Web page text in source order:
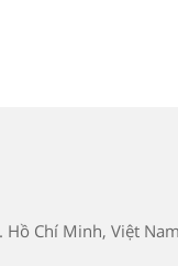
Hồ Chí Minh, Việt Nam